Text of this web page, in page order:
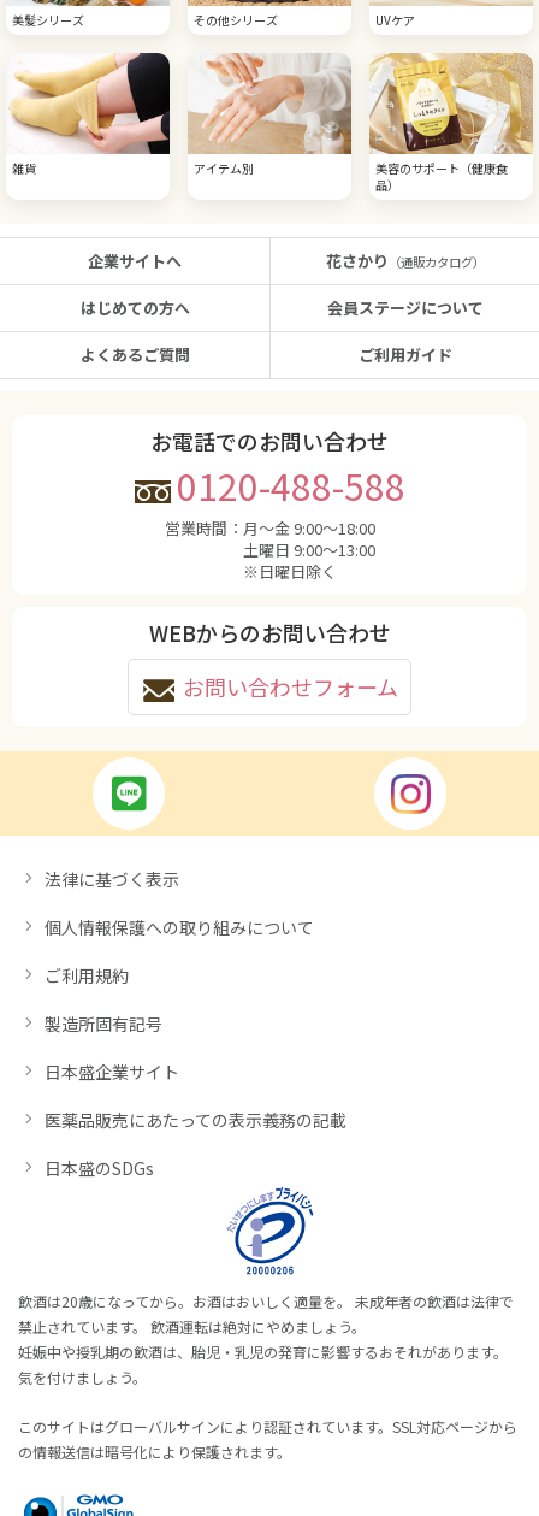
美髪シリーズ その他シリーズ UVケア
雑貨 アイテム別
美容のサポート（健康食
品）
企業サイトへ
はじめての方へ
よくあるご質問
花さかり （通販カタログ）
会員ステージについて
ご利用ガイド
お電話でのお問い合わせ
0120-488-588
営業時間： 月〜金 9:00〜18:00
土曜日 9:00〜13:00
※日曜日除く
WEBからのお問い合わせ
お問い合わせフォーム
法律に基づく表示
個人情報保護への取り組みについて
ご利用規約
製造所固有記号
日本盛企業サイト
医薬品販売にあたっての表示義務の記載
日本盛のSDGs
飲酒は20歳になってから。お酒はおいしく適量を。 未成年者の飲酒は法律で
禁止されています。 飲酒運転は絶対にやめましょう。
妊娠中や授乳期の飲酒は、胎児・乳児の発育に影響するおそれがあります。
気を付けましょう。
このサイトはグローバルサインにより認証されています。SSL対応ページから
の情報送信は暗号化により保護されます。